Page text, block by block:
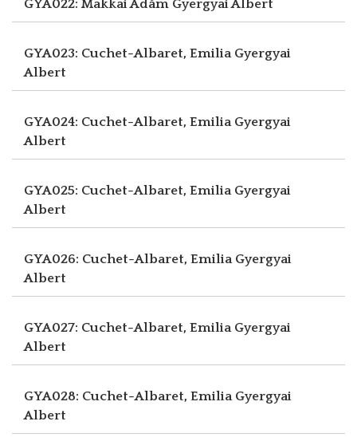
GYA022: Makkai Ádám Gyergyai Albert
GYA023: Cuchet-Albaret, Emilia Gyergyai
Albert
GYA024: Cuchet-Albaret, Emilia Gyergyai
Albert
GYA025: Cuchet-Albaret, Emilia Gyergyai
Albert
GYA026: Cuchet-Albaret, Emilia Gyergyai
Albert
GYA027: Cuchet-Albaret, Emilia Gyergyai
Albert
GYA028: Cuchet-Albaret, Emilia Gyergyai
Albert